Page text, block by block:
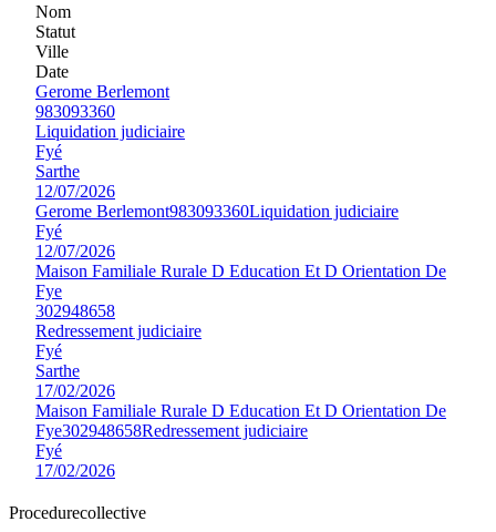
Nom
Statut
Ville
Date
Gerome Berlemont
983093360
Liquidation judiciaire
Fyé
Sarthe
12/07/2026
Gerome Berlemont983093360Liquidation judiciaire
Fyé
12/07/2026
Maison Familiale Rurale D Education Et D Orientation De
Fye
302948658
Redressement judiciaire
Fyé
Sarthe
17/02/2026
Maison Familiale Rurale D Education Et D Orientation De
Fye302948658Redressement judiciaire
Fyé
17/02/2026
Procedurecollective